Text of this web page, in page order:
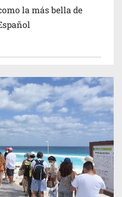
inspecciones de aguacate en
la más bella de